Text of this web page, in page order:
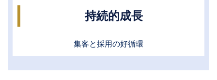
持続的成長
集客と採用の好循環